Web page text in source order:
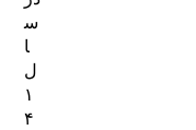
س
ا
ل
۱
۴